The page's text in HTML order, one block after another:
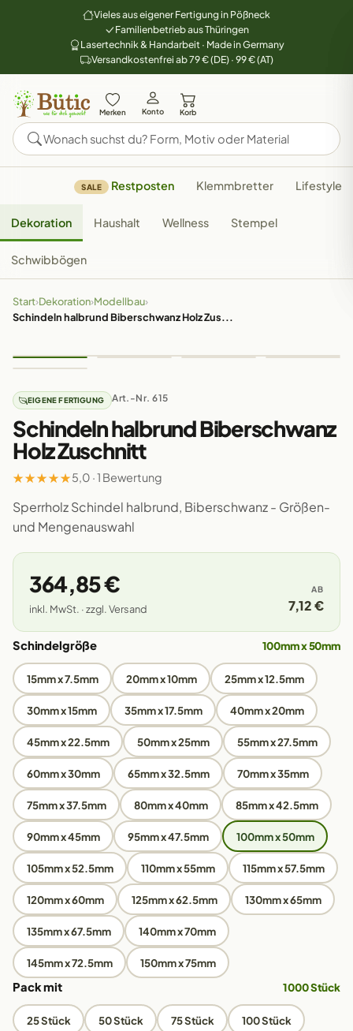
Vieles aus eigener Fertigung in Pößneck
Familienbetrieb aus Thüringen
Lasertechnik & Handarbeit · Made in Germany
Versandkostenfrei ab 79 € (DE) · 99 € (AT)
Merken Konto Korb
SALE Restposten Klemmbretter Lifestyle
Dekoration Haushalt Wellness Stempel
Schwibbögen
Start›Dekoration›Modellbau›
Schindeln halbrund Biberschwanz Holz Zus...
EIGENE FERTIGUNG Art.-Nr. 615
Schindeln halbrund Biberschwanz
Holz Zuschnitt
★★★★★5,0 · 1 Bewertung
Sperrholz Schindel halbrund, Biberschwanz - Größen-
und Mengenauswahl
364,85 €
inkl. MwSt. · zzgl. Versand
AB
7,12 €
Schindelgröße 100mm x 50mm
15mm x 7.5mm 20mm x 10mm 25mm x 12.5mm
30mm x 15mm 35mm x 17.5mm 40mm x 20mm
45mm x 22.5mm 50mm x 25mm 55mm x 27.5mm
60mm x 30mm 65mm x 32.5mm 70mm x 35mm
75mm x 37.5mm 80mm x 40mm 85mm x 42.5mm
90mm x 45mm 95mm x 47.5mm 100mm x 50mm
105mm x 52.5mm 110mm x 55mm 115mm x 57.5mm
120mm x 60mm 125mm x 62.5mm 130mm x 65mm
135mm x 67.5mm 140mm x 70mm
145mm x 72.5mm 150mm x 75mm
Pack mit 1000 Stück
25 Stück 50 Stück 75 Stück 100 Stück